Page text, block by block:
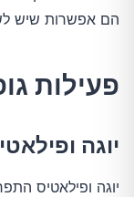
הם אפשרות שיש
פעילות
יוגה
יוגה ופילאטיס